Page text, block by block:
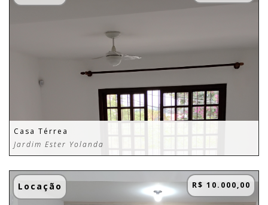
Casa Térrea
Jardim Ester Yolanda
Locação R$ 10.000,00